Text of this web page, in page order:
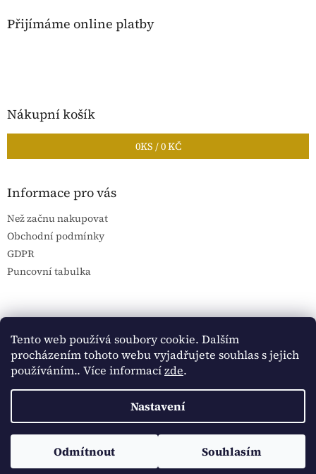
Tento web používá soubory cookie. Dalším
procházením tohoto webu vyjadřujete souhlas s jejich
používáním.. Více informacízde.
Nastavení
Odmítnout Souhlasím
Sledujte Historické dokumenty na Facebooku:
Přijímáme online platby
Nákupní košík
0KS /0 KČ
Informace pro vás
Než začnu nakupovat
Obchodní podmínky
GDPR
Puncovní tabulka
Copyright 2026Historické dokumenty. Všechna práva